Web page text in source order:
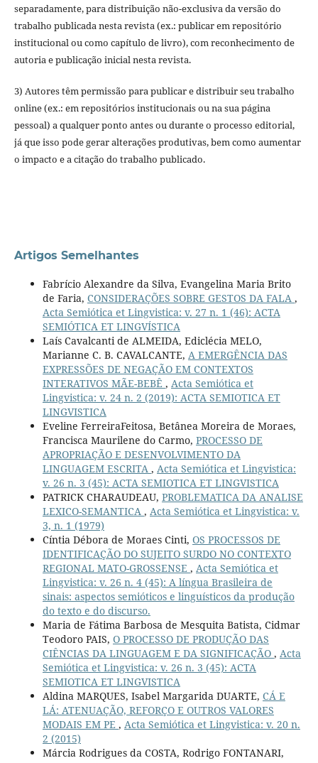
separadamente, para distribuição não-exclusiva da versão do
trabalho publicada nesta revista (ex.: publicar em repositório
institucional ou como capítulo de livro), com reconhecimento de
autoria e publicação inicial nesta revista.
3) Autores têm permissão para publicar e distribuir seu trabalho
online (ex.: em repositórios institucionais ou na sua página
pessoal) a qualquer ponto antes ou durante o processo editorial,
já que isso pode gerar alterações produtivas, bem como aumentar
o impacto e a citação do trabalho publicado.
Artigos Semelhantes
Fabrício Alexandre da Silva, Evangelina Maria Brito
de Faria, CONSIDERAÇÕES SOBRE GESTOS DA FALA ,
Acta Semiótica et Lingvistica: v. 27 n. 1 (46): ACTA
SEMIÓTICA ET LINGVÍSTICA
Laís Cavalcanti de ALMEIDA, Ediclécia MELO,
Marianne C. B. CAVALCANTE, A EMERGÊNCIA DAS
EXPRESSÕES DE NEGAÇÃO EM CONTEXTOS
INTERATIVOS MÃE-BEBÊ , Acta Semiótica et
Lingvistica: v. 24 n. 2 (2019): ACTA SEMIOTICA ET
LINGVISTICA
Eveline FerreiraFeitosa, Betânea Moreira de Moraes,
Francisca Maurilene do Carmo, PROCESSO DE
APROPRIAÇÃO E DESENVOLVIMENTO DA
LINGUAGEM ESCRITA , Acta Semiótica et Lingvistica:
v. 26 n. 3 (45): ACTA SEMIOTICA ET LINGVISTICA
PATRICK CHARAUDEAU, PROBLEMATICA DA ANALISE
LEXICO-SEMANTICA , Acta Semiótica et Lingvistica: v.
3, n. 1 (1979)
Cíntia Débora de Moraes Cinti, OS PROCESSOS DE
IDENTIFICAÇÃO DO SUJEITO SURDO NO CONTEXTO
REGIONAL MATO-GROSSENSE , Acta Semiótica et
Lingvistica: v. 26 n. 4 (45): A língua Brasileira de
sinais: aspectos semióticos e linguísticos da produção
do texto e do discurso.
Maria de Fátima Barbosa de Mesquita Batista, Cidmar
Teodoro PAIS, O PROCESSO DE PRODUÇÃO DAS
CIÊNCIAS DA LINGUAGEM E DA SIGNIFICAÇÃO , Acta
Semiótica et Lingvistica: v. 26 n. 3 (45): ACTA
SEMIOTICA ET LINGVISTICA
Aldina MARQUES, Isabel Margarida DUARTE, CÁ E
LÁ: ATENUAÇÃO, REFORÇO E OUTROS VALORES
MODAIS EM PE , Acta Semiótica et Lingvistica: v. 20 n.
2 (2015)
Márcia Rodrigues da COSTA, Rodrigo FONTANARI,